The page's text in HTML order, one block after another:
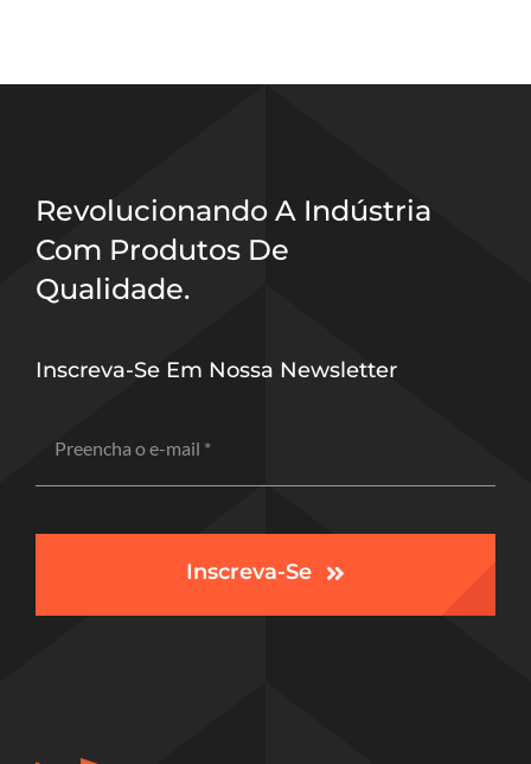
Revolucionando A Indústria
Com Produtos De
Qualidade.
Inscreva-Se Em Nossa Newsletter
Inscreva-Se